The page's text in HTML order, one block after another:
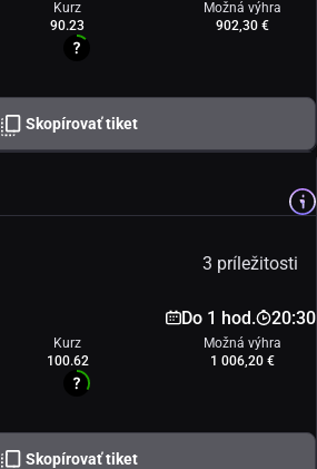
Kurz
90.23
Možná výhra
902,30 €
Skopírovať tiket
3 príležitosti
Do 1 hod. 20:30
Kurz
100.62
Možná výhra
1 006,20 €
Skopírovať tiket